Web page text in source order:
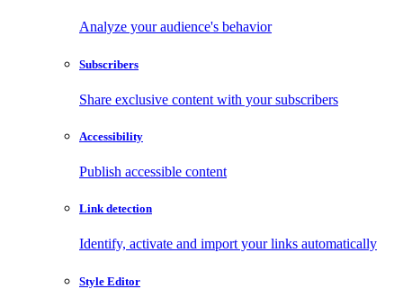
Analyze your audience's behavior
Subscribers
Share exclusive content with your subscribers
Accessibility
Publish accessible content
Link detection
Identify, activate and import your links automatically
Style Editor